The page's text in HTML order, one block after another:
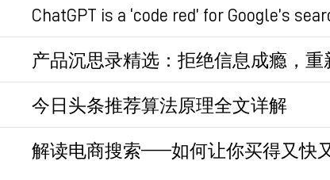
注意到new Bing的Chat模式下，左边是创
续对话。发布会上旅游行程规划的例子非
这场发布会规模不大，但其在科技史上的
附：中文字幕版
永久链接
2.2、但如果没有更新、更准的答案，它会
是ChatGPT对用户输入问题的意图理解错
ChatGPT能够承认自己对问题理解有误，
文章已被删，提供一个临时链接：https://
永久链接
Kagi本身是一个搜索引擎，它有付费版本
永久链接
本文主要参考了两篇英文文章：
ChatGPT for SEO: 20 Ways to Leverage
5 Ways to Use ChatGPT for SEO -
永久链接
做具体项目的时候，时常觉得在样本数据
永久链接
ChatGPT is a ‘code red’ for Google’s
纽时发了一篇「ChatGPT对Google来说是
机器人，事实上内部已经有了。报道中提
通过引导，机器人会说些政治不正确
这样的小公司来说，市场能够容忍。
机器人的商业模式与当前Google广告
产品沉思录精选：拒绝信息成瘾，重
关注自己，而后信息
今日头条推荐算法原理全文详解
长文，框架性的综述。很好的资料。
解读电商搜索——如何让你买得又快